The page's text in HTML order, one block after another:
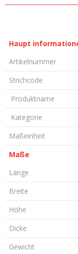
Haupt
Artikelnummer
Strichcode
Produktname
Kategorie
Maßeinheit
Maße
Länge
Breite
Höhe
Dicke
Gewicht